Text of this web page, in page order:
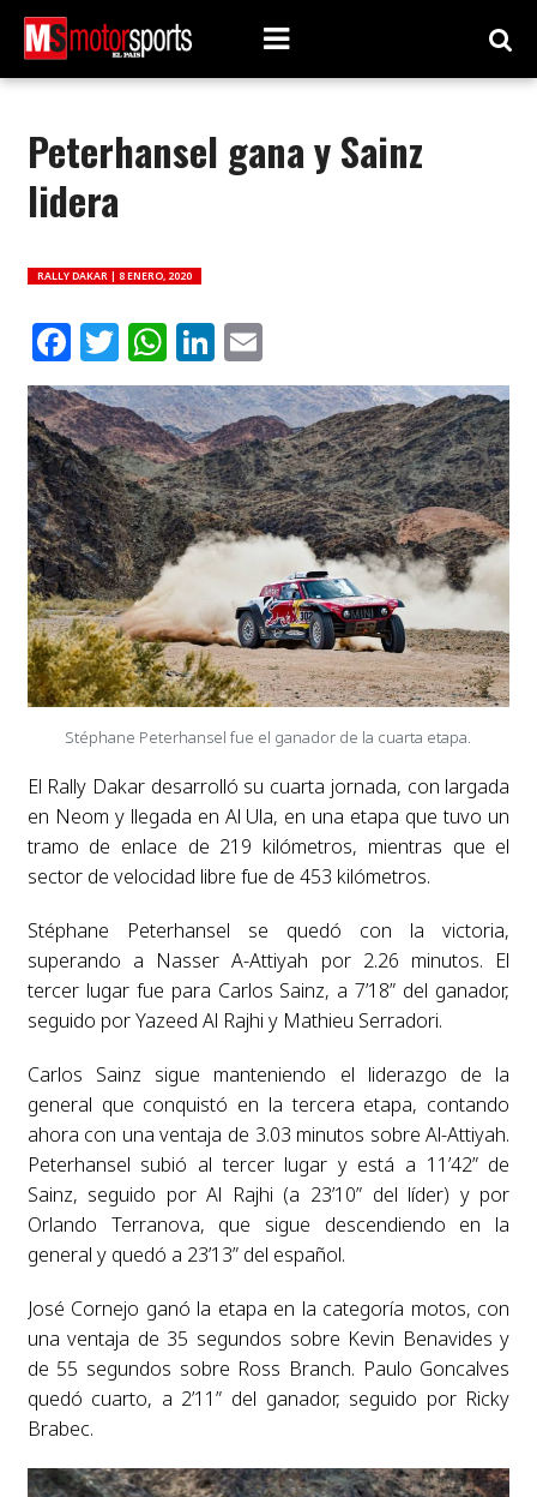
Peterhansel gana y Sainz
lidera
RALLY DAKAR | 8 ENERO, 2020
Facebook
Twitter
WhatsApp
LinkedIn
Email
Stéphane Peterhansel fue el ganador de la cuarta etapa.
El Rally Dakar desarrolló su cuarta jornada, con largada
en Neom y llegada en Al Ula, en una etapa que tuvo un
tramo de enlace de 219 kilómetros, mientras que el
sector de velocidad libre fue de 453 kilómetros.
Stéphane Peterhansel se quedó con la victoria,
superando a Nasser A-Attiyah por 2.26 minutos. El
tercer lugar fue para Carlos Sainz, a 7’18” del ganador,
seguido por Yazeed Al Rajhi y Mathieu Serradori.
Carlos Sainz sigue manteniendo el liderazgo de la
general que conquistó en la tercera etapa, contando
ahora con una ventaja de 3.03 minutos sobre Al-Attiyah.
Peterhansel subió al tercer lugar y está a 11’42” de
Sainz, seguido por Al Rajhi (a 23’10” del líder) y por
Orlando Terranova, que sigue descendiendo en la
general y quedó a 23’13” del español.
José Cornejo ganó la etapa en la categoría motos, con
una ventaja de 35 segundos sobre Kevin Benavides y
de 55 segundos sobre Ross Branch. Paulo Goncalves
quedó cuarto, a 2’11” del ganador, seguido por Ricky
Brabec.